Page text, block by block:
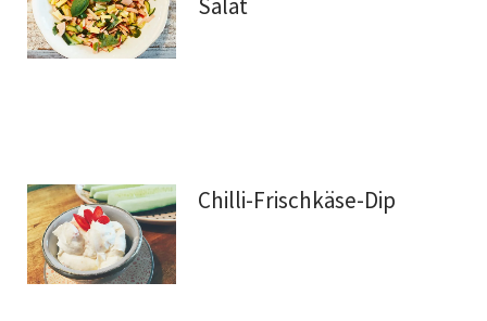
Salat
Chilli-Frischkäse-Dip